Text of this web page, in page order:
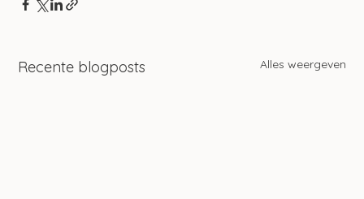
Recente blogposts Alles weergeven